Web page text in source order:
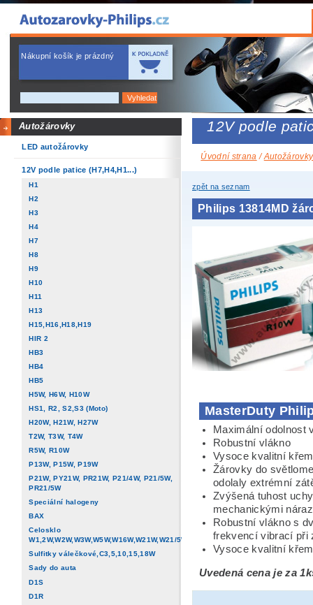
Nákupní košík je prázdný
Autožárovky
LED autožárovky
12V podle patice (H7,H4,H1...)
H1
H2
H3
H4
H7
H8
H9
H10
H11
H13
H15,H16,H18,H19
HIR 2
HB3
HB4
HB5
H5W, H6W, H10W
HS1, R2, S2,S3 (Moto)
H20W, H21W, H27W
T2W, T3W, T4W
R5W, R10W
P13W, P15W, P19W
P21W, PY21W, PR21W, P21/4W, P21/5W,
PR21/5W
Speciální halogeny
BAX
Celosklo
W1,2W,W2W,W3W,W5W,W16W,W21W,W21/5W
Sulfitky válečkové,C3,5,10,15,18W
Sady do auta
D1S
D1R
12V podle
Úvodní strana /Autožárovky
zpět na seznam
Philips 13814MD
MasterDuty
Maximální odolnost
Robustní vlákno
Vysoce kvalitní
Žárovky do
odolaly extrémní
Zvýšená tuhost
mechanickými
Robustní vlákno s
frekvencí vibrací při
Vysoce kvalitní
Uvedená cena je za